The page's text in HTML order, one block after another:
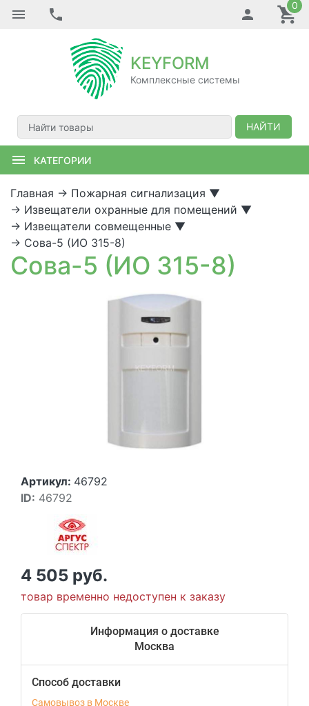
0
KEYFORM
Комплексные системы
НАЙТИ
КАТЕГОРИИ
Главная → Пожарная сигнализация ▼
→ Извещатели охранные для помещений ▼
→ Извещатели совмещенные ▼
→ Сова-5 (ИО 315-8)
Сова-5 (ИО 315-8)
Артикул: 46792
ID: 46792
4 505 руб.
товар временно недоступен к заказу
Информация о доставке
Москва
Способ доставки
Самовывоз в Москве